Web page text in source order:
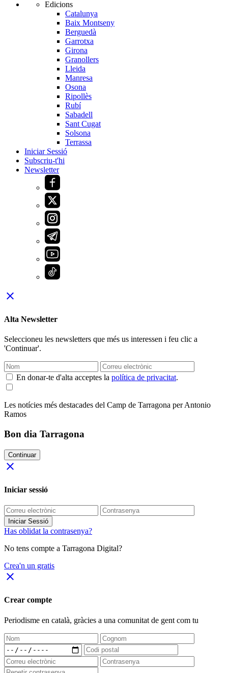
Edicions
Catalunya
Baix Montseny
Berguedà
Garrotxa
Girona
Granollers
Lleida
Manresa
Osona
Ripollès
Rubí
Sabadell
Sant Cugat
Solsona
Terrassa
Iniciar Sessió
Subscriu-t'hi
Newsletter
close
Alta Newsletter
Seleccioneu les newsletters que més us interessen i feu clic a
'Continuar'.
En donar-te d'alta acceptes la política de privacitat.
Les notícies més destacades del Camp de Tarragona per Antonio
Ramos
Bon dia Tarragona
Continuar
close
Iniciar sessió
Iniciar Sessió
Has oblidat la contrasenya?
No tens compte a Tarragona Digital?
Crea'n un gratis
close
Crear compte
Periodisme en català, gràcies a una comunitat de gent com tu